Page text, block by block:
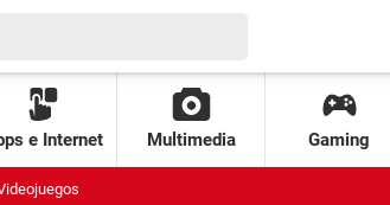
e Internet Multimedia Gaming